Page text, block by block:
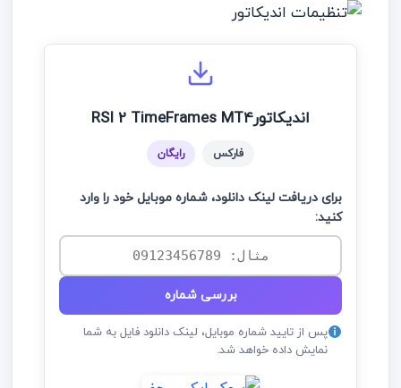
اندیکاتورRSI 2 TimeFrames MT4
فارکس رایگان
برای دریافت لینک دانلود، شماره موبایل خود را وارد
کنید:
بررسی شماره
پس از تایید شماره موبایل، لینک دانلود فایل به شما
نمایش داده خواهد شد.